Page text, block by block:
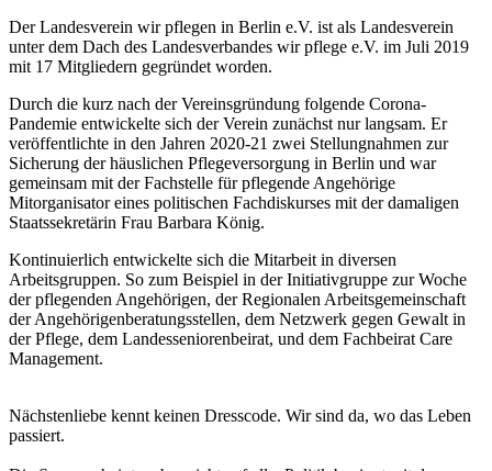
Der Landesverein wir pflegen in Berlin e.V. ist als Landesverein
unter dem Dach des Landesverbandes wir pflege e.V. im Juli 2019
mit 17 Mitgliedern gegründet worden.
Durch die kurz nach der Vereinsgründung folgende Corona-
Pandemie entwickelte sich der Verein zunächst nur langsam. Er
veröffentlichte in den Jahren 2020-21 zwei Stellungnahmen zur
Sicherung der häuslichen Pflegeversorgung in Berlin und war
gemeinsam mit der Fachstelle für pflegende Angehörige
Mitorganisator eines politischen Fachdiskurses mit der damaligen
Staatssekretärin Frau Barbara König.
Kontinuierlich entwickelte sich die Mitarbeit in diversen
Arbeitsgruppen. So zum Beispiel in der Initiativgruppe zur Woche
der pflegenden Angehörigen, der Regionalen Arbeitsgemeinschaft
der Angehörigenberatungsstellen, dem Netzwerk gegen Gewalt in
der Pflege, dem Landesseniorenbeirat, und dem Fachbeirat Care
Management.
Nächstenliebe kennt keinen Dresscode. Wir sind da, wo das Leben
passiert.